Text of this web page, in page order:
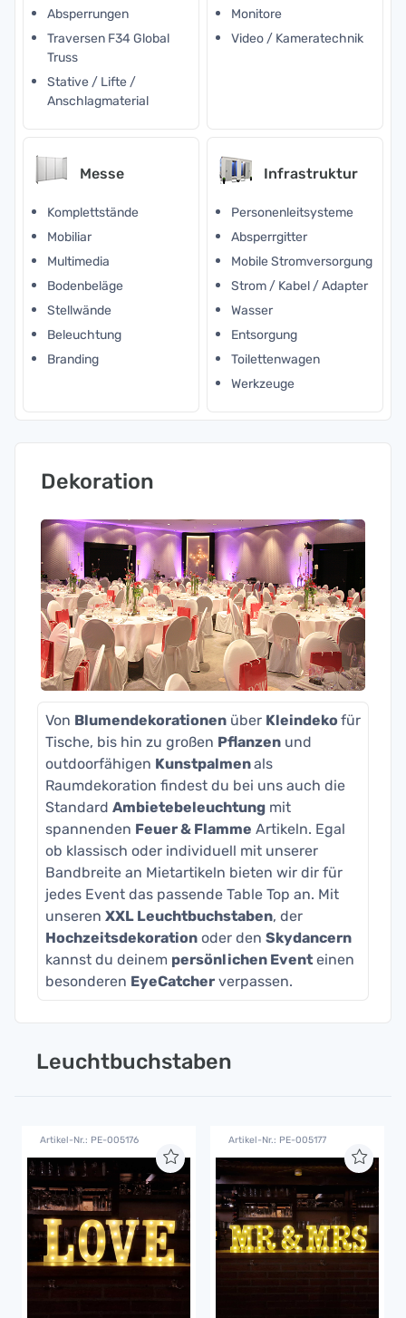
Absperrungen
Traversen F34 Global
Truss
Stative / Lifte /
Anschlagmaterial
Monitore
Video / Kameratechnik
Messe
Komplettstände
Mobiliar
Multimedia
Bodenbeläge
Stellwände
Beleuchtung
Branding
Infrastruktur
Personenleitsysteme
Absperrgitter
Mobile Stromversorgung
Strom / Kabel / Adapter
Wasser
Entsorgung
Toilettenwagen
Werkzeuge
Dekoration
Von Blumendekorationen über Kleindekofür
Tische, bis hin zu großen Pflanzen und
outdoorfähigen Kunstpalmenals
Raumdekoration findest du bei uns auch die
Standard Ambietebeleuchtung mit
spannenden Feuer & Flamme Artikeln. Egal
ob klassisch oder individuell mit unserer
Bandbreite an Mietartikeln bieten wir dir für
jedes Event das passende Table Top an. Mit
unseren XXL Leuchtbuchstaben, der
Hochzeitsdekoration oder den Skydancern
kannst du deinem persönlichen Event einen
besonderen EyeCatcher verpassen.
Leuchtbuchstaben
Artikel-Nr.: PE-005176 Artikel-Nr.: PE-005177